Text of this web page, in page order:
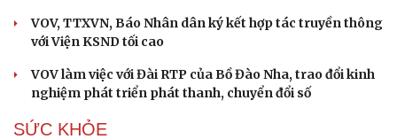
VOV, TTXVN, Báo Nhân dân ký kết hợp tác truyền thông
với Viện KSND tối cao
VOV làm việc với Đài RTP của Bồ Đào Nha, trao đổi kinh
nghiệm phát triển phát thanh, chuyển đổi số
SỨC KHỎE